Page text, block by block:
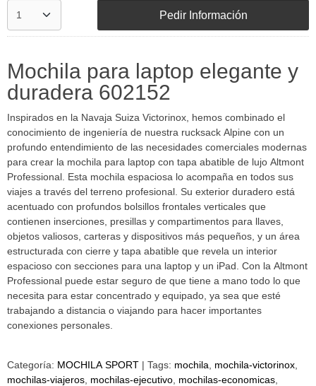
Pedir Información
Mochila para laptop elegante y
duradera 602152
Inspirados en la Navaja Suiza Victorinox, hemos combinado el
conocimiento de ingeniería de nuestra rucksack Alpine con un
profundo entendimiento de las necesidades comerciales modernas
para crear la mochila para laptop con tapa abatible de lujo Altmont
Professional. Esta mochila espaciosa lo acompaña en todos sus
viajes a través del terreno profesional. Su exterior duradero está
acentuado con profundos bolsillos frontales verticales que
contienen inserciones, presillas y compartimentos para llaves,
objetos valiosos, carteras y dispositivos más pequeños, y un área
estructurada con cierre y tapa abatible que revela un interior
espacioso con secciones para una laptop y un iPad. Con la Altmont
Professional puede estar seguro de que tiene a mano todo lo que
necesita para estar concentrado y equipado, ya sea que esté
trabajando a distancia o viajando para hacer importantes
conexiones personales.
Categoría: MOCHILA SPORT | Tags: mochila
mochila-victorinox
mochilas-viajeros mochilas-ejecutivo mochilas-economicas